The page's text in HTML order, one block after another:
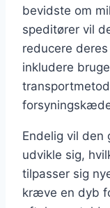
bevidste om
speditører vil
reducere
inkludere
Endelig vil
udvikle sig,
tilpasser sig
kræve en dyb